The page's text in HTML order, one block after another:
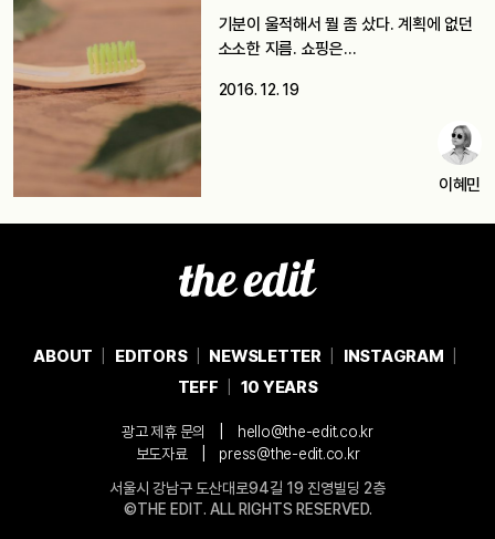
기분이 울적해서 뭘 좀 샀다. 계획에 없던
소소한 지름. 쇼핑은…
2016. 12. 19
이혜민
ABOUT EDITORS NEWSLETTER
INSTAGRAM
TEFF
10 YEARS
광고 제휴 문의
hello@the-edit.co.kr
보도자료
press@the-edit.co.kr
서울시 강남구 도산대로94길 19 진영빌딩 2층
©THE EDIT. ALL RIGHTS RESERVED.